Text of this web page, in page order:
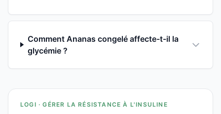
Comment Ananas congelé affecte-t-il la
glycémie ?
LOGI · GÉRER LA RÉSISTANCE À L'INSULINE